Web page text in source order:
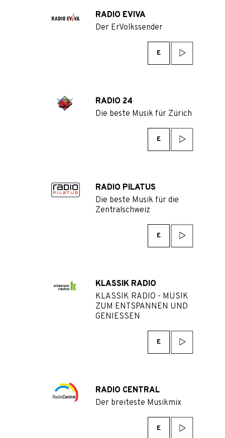
RADIO EVIVA
Der ErVolkssender
E
RADIO 24
Die beste Musik für Zürich
E
RADIO PILATUS
Die beste Musik für die
Zentralschweiz
E
KLASSIK RADIO
KLASSIK RADIO - MUSIK
ZUM ENTSPANNEN UND
GENIESSEN
E
RADIO CENTRAL
Der breiteste Musikmix
E